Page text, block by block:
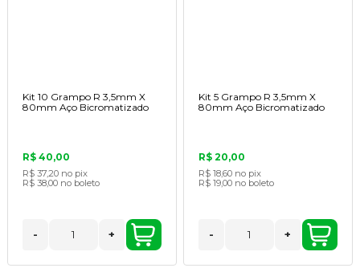
Kit 10 Grampo R 3,5mm X
80mm Aço Bicromatizado
R$ 40,00
R$ 37,20 no pix
R$ 38,00 no boleto
- +
Kit 5 Grampo R 3,5mm X
80mm Aço Bicromatizado
R$ 20,00
R$ 18,60 no pix
R$ 19,00 no boleto
- +